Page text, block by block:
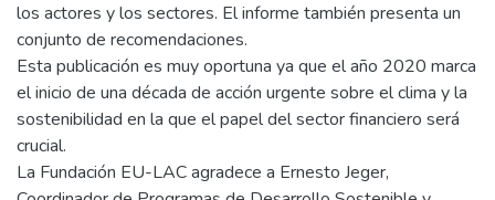
los actores y los sectores. El informe también presenta un
conjunto de recomendaciones.
Esta publicación es muy oportuna ya que el año 2020 marca
el inicio de una década de acción urgente sobre el clima y la
sostenibilidad en la que el papel del sector financiero será
crucial.
La Fundación EU-LAC agradece a Ernesto Jeger,